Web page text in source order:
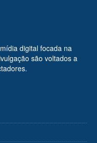
digital focada na
são voltados a